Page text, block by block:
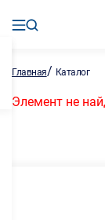
Главная/ Каталог
Элемент не